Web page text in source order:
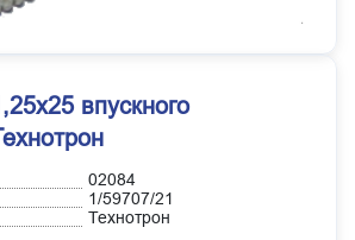
впускного
02084
1/59707/21
Технотрон